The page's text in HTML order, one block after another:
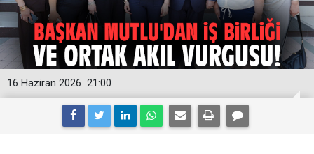
21:00
16 Haziran 2026